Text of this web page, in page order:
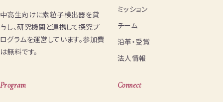
中高生向けに素粒子検出器を貸
与し、研究機関と連携して探究プ
ログラムを運営しています。参加費
は無料です。
ミッション
チーム
沿革・受賞
法人情報
Program Connect